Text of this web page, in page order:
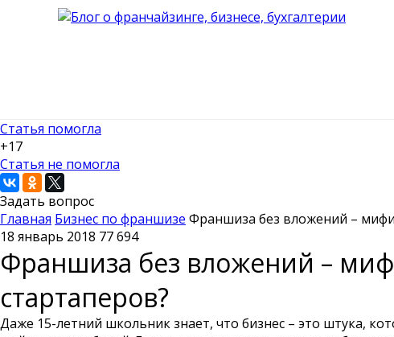
Статья помогла
+17
Статья не помогла
Задать вопрос
Главная Бизнес по франшизе Франшиза без вложений –
18 январь 2018 77 694
Франшиза без вложений –
стартаперов?
Даже 15-летний школьник знает, что бизнес – это штука,